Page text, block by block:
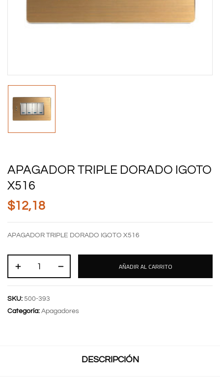
APAGADOR TRIPLE DORADO IGOTO
X516
$12,18
APAGADOR TRIPLE DORADO IGOTO X516
AÑADIR AL CARRITO
SKU: 500-393
Categoría: Apagadores
DESCRIPCIÓN